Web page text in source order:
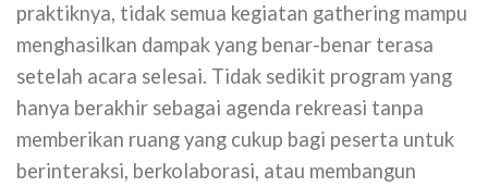
praktiknya, tidak semua kegiatan gathering mampu
menghasilkan dampak yang benar-benar terasa
setelah acara selesai. Tidak sedikit program yang
hanya berakhir sebagai agenda rekreasi tanpa
memberikan ruang yang cukup bagi peserta untuk
berinteraksi, berkolaborasi, atau membangun